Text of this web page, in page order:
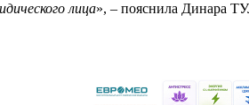
лица», – пояснила Динара